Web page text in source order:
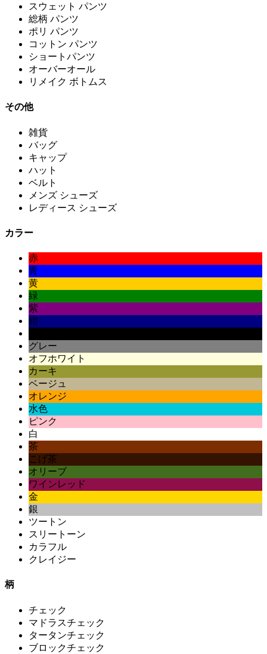
スウェット パンツ
総柄 パンツ
ポリ パンツ
コットン パンツ
ショートパンツ
オーバーオール
リメイク ボトムス
その他
雑貨
バッグ
キャップ
ハット
ベルト
メンズ シューズ
レディース シューズ
カラー
赤
青
黄
緑
紫
紺
グレー
オフホワイト
カーキ
ベージュ
オレンジ
水色
ピンク
白
茶
こげ茶
オリーブ
ワインレッド
金
銀
ツートン
スリートーン
カラフル
クレイジー
柄
チェック
マドラスチェック
タータンチェック
ブロックチェック